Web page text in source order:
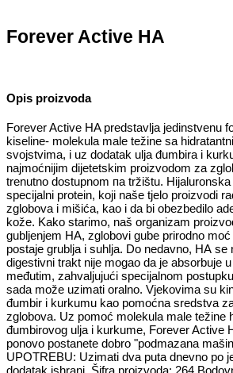
Forever Active HA
Opis proizvoda
Forever Active HA predstavlja jedinstvenu
kiseline- molekula male težine sa
svojstvima, i uz dodatak ulja đumbira i
najmoćnijim dijetetskim proizvodom za
trenutno dostupnom па tržištu. Hijaluronska
specijalni protein, koji naše tjelo proizvodi
zglobova i mišića, kao i da bi obezbedilo
kože. Kako starimo, naš organizam
gubljenjem НА, zglobovi gube prirodno
postaje grublja i suhlja. Do nedavno, НА se
digestivni trakt nije mogao da je absorbuje
međutim, zahvaljujući specijalnom
sada može uzimati oralno. Vjekovima su
đumbir i kurkumu kao pomoćna sredstva
zglobova. Uz роmоć molekula mаlе težine
đumbirovog ulја i kurkume, Forever Active
ponovo postanete dobro "podmazana
UPOTREBU: Uzimati dva puta dnevno po